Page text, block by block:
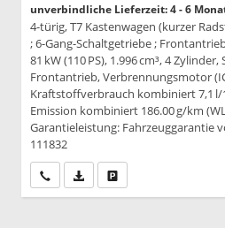
unverbindliche Lieferzeit: 4 - 6
4-türig, T7 Kastenwagen (kurzer
; 6-Gang-Schaltgetriebe ;
81 kW (110 PS), 1.996 cm³, 4 Zylinder,
Frontantrieb, Verbrennungsmotor
Kraftstoffverbrauch kombiniert 7,1 l/
Emission kombiniert 186.00 g/km
Garantieleistung: Fahrzeuggarantie
111832
Wir rufen Sie anPDF-Datei, Fahrzeugexposé